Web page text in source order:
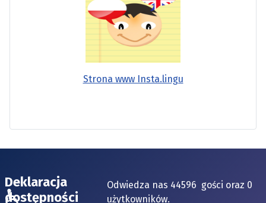
Strona www Insta.lingu
Deklaracja
dostępności
Odwiedza nas 44596 gości oraz 0
użytkowników.